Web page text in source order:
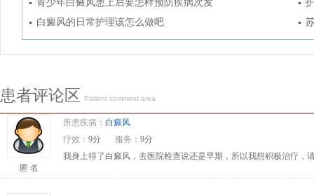
青少年白癜风患上后要怎样预防疾病次发
白癜风的日常护理该怎么做吧
患者评论区 Patient comment area
匿 名
所患疾病： 白癜风
疗效： 9分 服务： 9分
我身上得了白癜风，去医院检查说还是早期，所以我想积极治疗，